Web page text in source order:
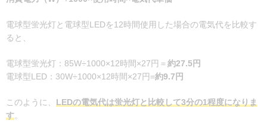
電球型蛍光灯と電球型LEDを12時間使用した場合の電気代を比較す
ると、
電球型蛍光灯：85W÷1000×12時間×27円＝約27.5円
電球型LED：30W÷1000×12時間×27円=約9.7円
このように、 LEDの電気代は蛍光灯と比較して3分の1程度になりま
す。